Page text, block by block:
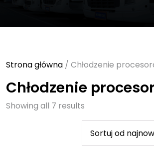
Strona główna / Chłodzenie
Chłodzenie
Showing all 7 results
by
latest